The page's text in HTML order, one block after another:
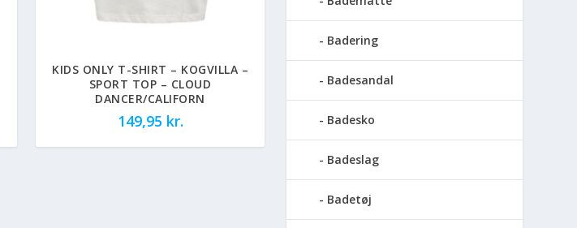
KIDS ONLY T-SHIRT – KOGVILLA –
SPORT TOP – CLOUD
DANCER/CALIFORN
149,95 kr.
Badering
Badesandal
Badesko
Badeslag
Badetøj